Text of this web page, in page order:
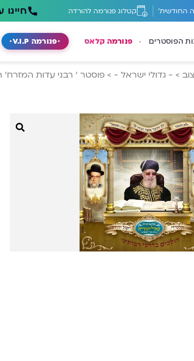
החודשית' קטלוג פנורמה להורדה חייגו
הפוסטרים פנורמה קלאס פנורמה V.I.P
> - גדולי ישראל - > פוסטר ‘ רבני עדות המזרח’